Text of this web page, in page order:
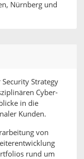
Nürnberg und
Strategy
Cyber-
in die
Kunden.
von
rund um